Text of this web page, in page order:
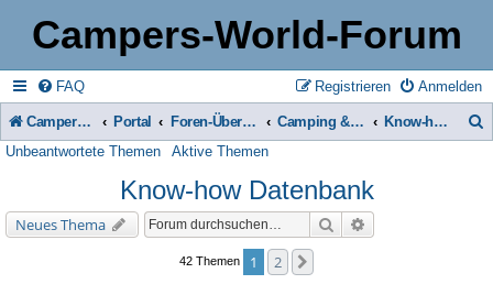
Campers-World-Forum
FAQ Anmelden
Registrieren
Campers-World-Forum Portal Foren-Übersicht Camping & Reise -> Fahrzeuge & Zubehör in der Praxis Know-how Datenbank
Unbeantwortete Themen Aktive Themen
Know-how Datenbank
Neues Thema Suche
42 Themen 1 2